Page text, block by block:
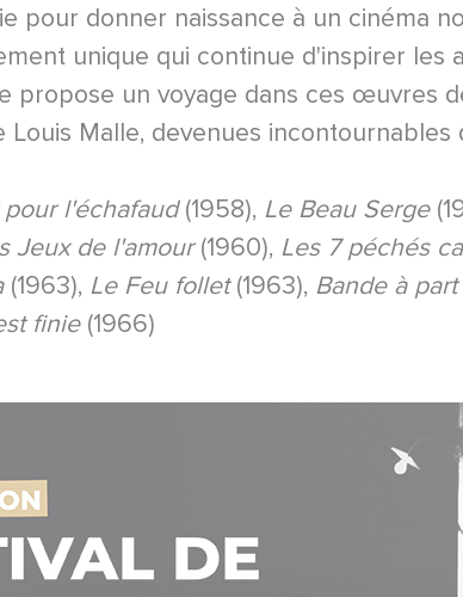
pour donner naissance à un cinéma
unique qui continue d'inspirer les
propose un voyage dans ces œuvres
Malle, devenues incontournables
l'échafaud(1958), Le Beau Serge
Jeux de l'amour(1960), Les 7 péchés
(1963), Le Feu follet(1963), Bande à part
finie(1966)